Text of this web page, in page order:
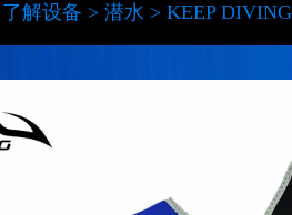
了解设备 > 潜水 > KEEP